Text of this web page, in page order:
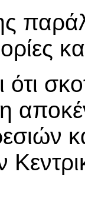
ότι
η